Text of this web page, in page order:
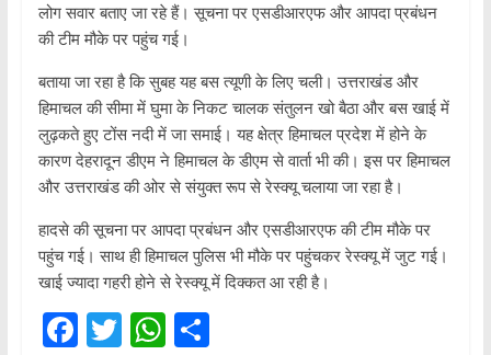
लोग सवार बताए जा रहे हैं। सूचना पर एसडीआरएफ और आपदा प्रबंधन
की टीम मौके पर पहुंच गई।
बताया जा रहा है कि सुबह यह बस त्यूणी के लिए चली। उत्तराखंड और
हिमाचल की सीमा में घुमा के निकट चालक संतुलन खो बैठा और बस खाई में
लुढ़कते हुए टोंस नदी में जा समाई। यह क्षेत्र हिमाचल प्रदेश में होने के
कारण देहरादून डीएम ने हिमाचल के डीएम से वार्ता भी की। इस पर हिमाचल
और उत्तराखंड की ओर से संयुक्त रूप से रेस्क्यू चलाया जा रहा है।
हादसे की सूचना पर आपदा प्रबंधन और एसडीआरएफ की टीम मौके पर
पहुंच गई। साथ ही हिमाचल पुलिस भी मौके पर पहुंचकर रेस्क्यू में जुट गई।
खाई ज्यादा गहरी होने से रेस्क्यू में दिक्कत आ रही है।
F T W S